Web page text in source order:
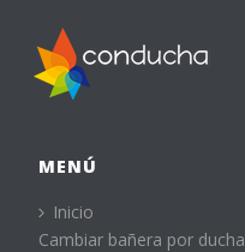
MENÚ
Inicio
Cambiar bañera por ducha